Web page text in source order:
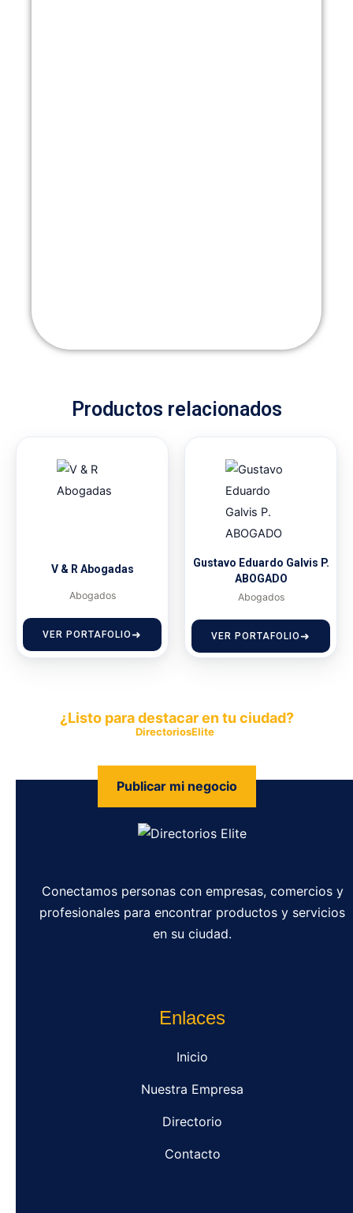
Productos relacionados
V & R Abogadas
Abogados
VER PORTAFOLIO
Gustavo Eduardo Galvis P.
ABOGADO
Abogados
VER PORTAFOLIO
¿Listo para destacar en tu ciudad?
DirectoriosElite
Publicar mi negocio
Conectamos personas con empresas, comercios y
profesionales para encontrar productos y servicios
en su ciudad.
Enlaces
Inicio
Nuestra Empresa
Directorio
Contacto